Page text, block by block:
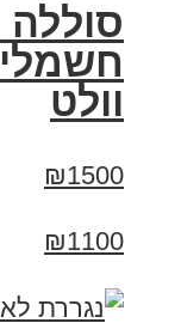
סוללה
וולט
₪1500
₪1100